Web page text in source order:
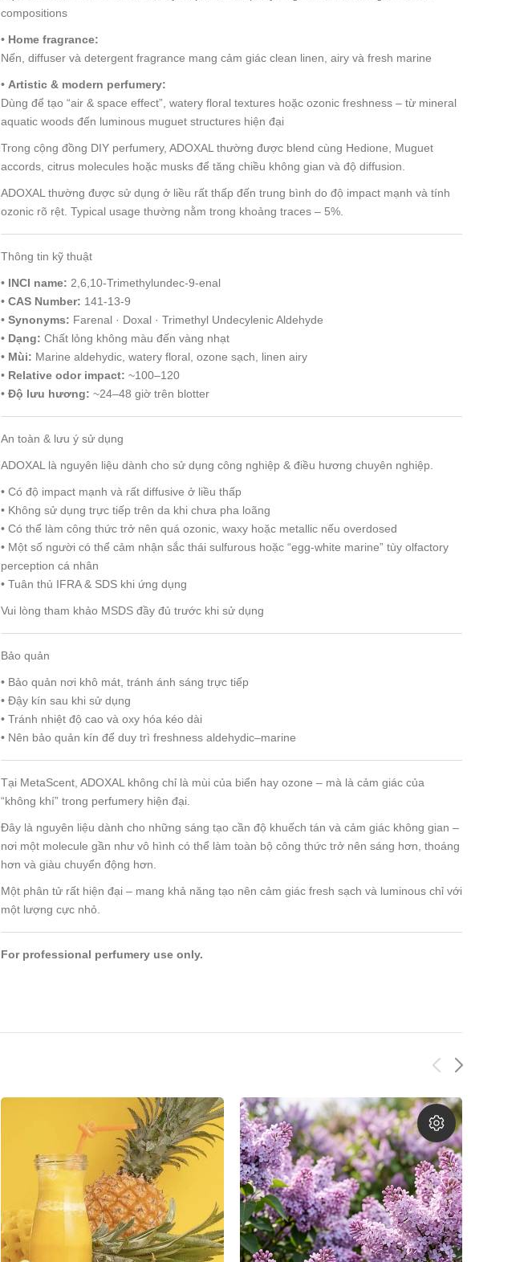
compositions
• Home fragrance:
Nến, diffuser và detergent fragrance mang cảm giác clean linen, airy và fresh marine
• Artistic & modern perfumery:
Dùng để tạo “air & space effect”, watery floral textures hoặc ozonic freshness – từ mineral
aquatic woods đến luminous muguet structures hiện đại
Trong cộng đồng DIY perfumery, ADOXAL thường được blend cùng Hedione, Muguet
accords, citrus molecules hoặc musks để tăng chiều không gian và độ diffusion.
ADOXAL thường được sử dụng ở liều rất thấp đến trung bình do độ impact mạnh và tính
ozonic rõ rệt. Typical usage thường nằm trong khoảng traces – 5%.
Thông tin kỹ thuật
• INCI name: 2,6,10-Trimethylundec-9-enal
• CAS Number: 141-13-9
• Synonyms: Farenal · Doxal · Trimethyl Undecylenic Aldehyde
• Dạng: Chất lỏng không màu đến vàng nhạt
• Mùi: Marine aldehydic, watery floral, ozone sạch, linen airy
• Relative odor impact: ~100–120
• Độ lưu hương: ~24–48 giờ trên blotter
An toàn & lưu ý sử dụng
ADOXAL là nguyên liệu dành cho sử dụng công nghiệp & điều hương chuyên nghiệp.
• Có độ impact mạnh và rất diffusive ở liều thấp
• Không sử dụng trực tiếp trên da khi chưa pha loãng
• Có thể làm công thức trở nên quá ozonic, waxy hoặc metallic nếu overdosed
• Một số người có thể cảm nhận sắc thái sulfurous hoặc “egg-white marine” tùy olfactory
perception cá nhân
• Tuân thủ IFRA & SDS khi ứng dụng
Vui lòng tham khảo MSDS đầy đủ trước khi sử dụng
Bảo quản
• Bảo quản nơi khô mát, tránh ánh sáng trực tiếp
• Đậy kín sau khi sử dụng
• Tránh nhiệt độ cao và oxy hóa kéo dài
• Nên bảo quản kín để duy trì freshness aldehydic–marine
Tại MetaScent, ADOXAL không chỉ là mùi của biển hay ozone – mà là cảm giác của
“không khí” trong perfumery hiện đại.
Đây là nguyên liệu dành cho những sáng tạo cần độ khuếch tán và cảm giác không gian –
nơi một molecule gần như vô hình có thể làm toàn bộ công thức trở nên sáng hơn, thoáng
hơn và giàu chuyển động hơn.
Một phân tử rất hiện đại – mang khả năng tạo nên cảm giác fresh sạch và luminous chỉ với
một lượng cực nhỏ.
For professional perfumery use only.